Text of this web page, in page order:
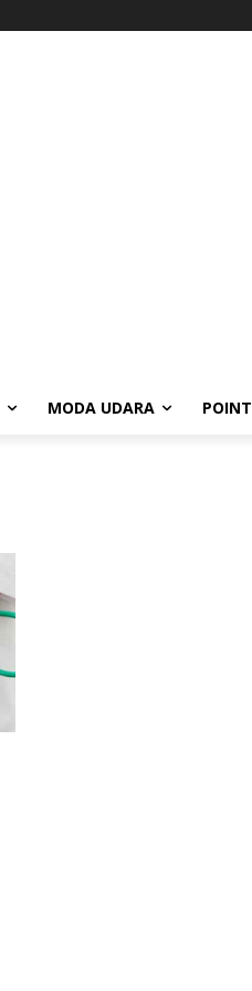
MODA UDARA POINT